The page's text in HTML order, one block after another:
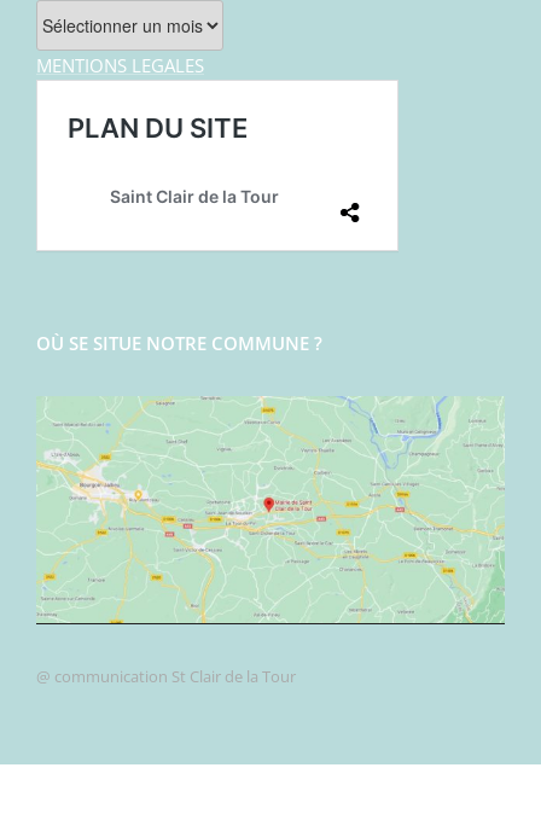
Archives
MENTIONS LEGALES
OÙ SE SITUE NOTRE COMMUNE ?
@ communication St Clair de la Tour